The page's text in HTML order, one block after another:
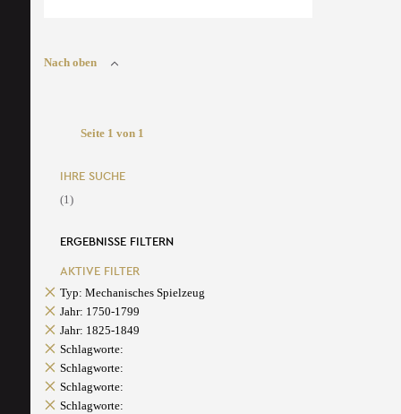
Nach oben
Seite 1 von 1
IHRE SUCHE
(1)
ERGEBNISSE FILTERN
AKTIVE FILTER
Typ: Mechanisches Spielzeug
Jahr: 1750-1799
Jahr: 1825-1849
Schlagworte:
Schlagworte:
Schlagworte:
Schlagworte: